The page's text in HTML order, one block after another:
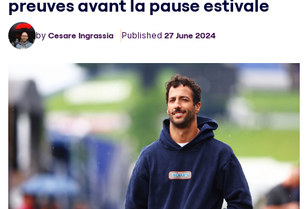
preuves avant la pause estivale
by Cesare Ingrassia Published 27 June 2024